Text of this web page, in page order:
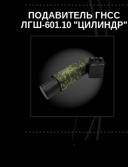
ПОДАВИТЕЛЬ ГНСС
ЛГШ-601.10 "ЦИЛИНДР"